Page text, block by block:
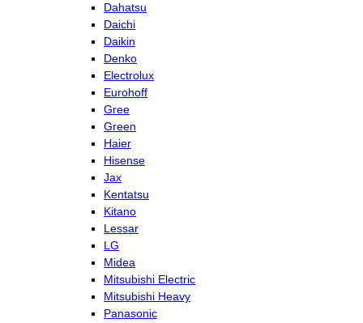
Dahatsu
Daichi
Daikin
Denko
Electrolux
Eurohoff
Gree
Green
Haier
Hisense
Jax
Kentatsu
Kitano
Lessar
LG
Midea
Mitsubishi Electric
Mitsubishi Heavy
Panasonic